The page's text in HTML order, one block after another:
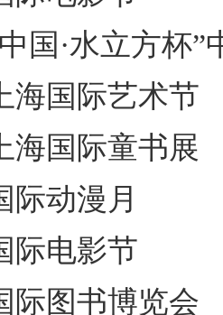
国·水立方杯”
海国际艺术节
海国际童书展
际动漫月
际电影节
际图书博览会